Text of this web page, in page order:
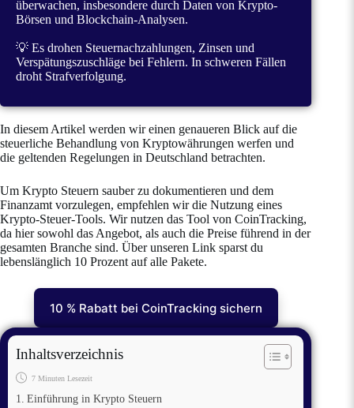
überwachen, insbesondere durch Daten von Krypto-
Börsen und Blockchain-Analysen.
💡 Es drohen Steuernachzahlungen, Zinsen und
Verspätungszuschläge bei Fehlern. In schweren Fällen
droht Strafverfolgung.
In diesem Artikel werden wir einen genaueren Blick auf die
steuerliche Behandlung von Kryptowährungen werfen und
die geltenden Regelungen in Deutschland betrachten.
Um Krypto Steuern sauber zu dokumentieren und dem
Finanzamt vorzulegen, empfehlen wir die Nutzung eines
Krypto-Steuer-Tools. Wir nutzen das Tool von CoinTracking,
da hier sowohl das Angebot, als auch die Preise führend in der
gesamten Branche sind. Über unseren Link sparst du
lebenslänglich 10 Prozent auf alle Pakete.
10 % Rabatt bei CoinTracking sichern
Inhaltsverzeichnis
7 Minuten Lesezeit
Einführung in Krypto Steuern